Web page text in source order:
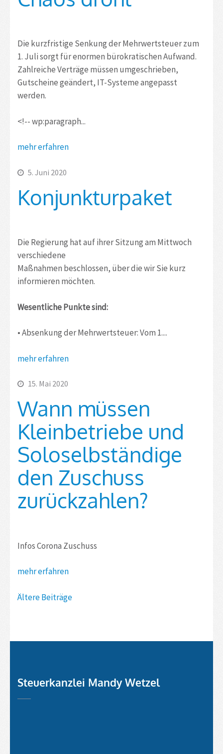
Die kurzfristige Senkung der Mehrwertsteuer zum
1. Juli sorgt für enormen bürokratischen Aufwand.
Zahlreiche Verträge müssen umgeschrieben,
Gutscheine geändert, IT-Systeme angepasst
werden.
<!-- wp:paragraph...
mehr erfahren
5. Juni 2020
Konjunkturpaket
Die Regierung hat auf ihrer Sitzung am Mittwoch
verschiedene
Maßnahmen beschlossen, über die wir Sie kurz
informieren möchten.
Wesentliche Punkte sind:
• Absenkung der Mehrwertsteuer: Vom 1....
mehr erfahren
15. Mai 2020
Wann müssen
Kleinbetriebe und
Soloselbständige
den Zuschuss
zurückzahlen?
Infos Corona Zuschuss
mehr erfahren
Beitragsnavigation
Ältere Beiträge
Steuerkanzlei Mandy Wetzel